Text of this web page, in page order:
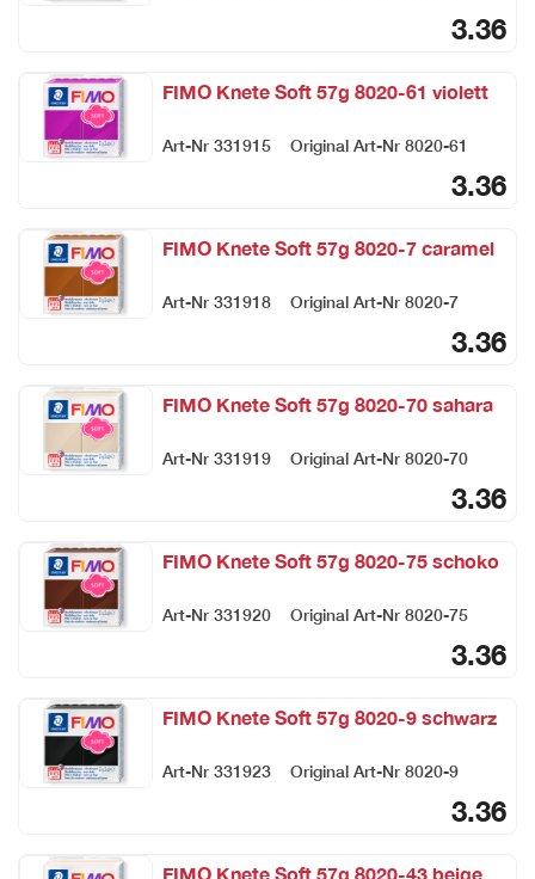
3.36
FIMO Knete Soft 57g 8020-61 violett
Art-Nr 331915 Original Art-Nr 8020-61
3.36
FIMO Knete Soft 57g 8020-7 caramel
Art-Nr 331918 Original Art-Nr 8020-7
3.36
FIMO Knete Soft 57g 8020-70 sahara
Art-Nr 331919 Original Art-Nr 8020-70
3.36
FIMO Knete Soft 57g 8020-75 schoko
Art-Nr 331920 Original Art-Nr 8020-75
3.36
FIMO Knete Soft 57g 8020-9 schwarz
Art-Nr 331923 Original Art-Nr 8020-9
3.36
FIMO Knete Soft 57g 8020-43 beige